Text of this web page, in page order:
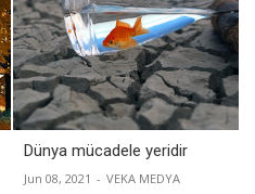
Dünya mücadele yeridir
Jun 08, 2021 - VEKA MEDYA